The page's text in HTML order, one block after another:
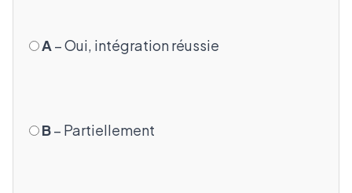
A – Oui, intégration réussie
B– Partiellement